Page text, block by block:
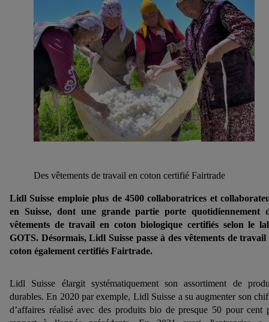
Des vêtements de travail en coton certifié Fairtrade
Lidl Suisse emploie plus de 4500 collaboratrices et
en Suisse, dont une grande partie porte quotidiennement
vêtements de travail en coton biologique certifiés selon le
GOTS. Désormais, Lidl Suisse passe à des vêtements de travail
coton également certifiés Fairtrade.
Lidl Suisse élargit systématiquement son assortiment de
durables. En 2020 par exemple, Lidl Suisse a su augmenter son
d’affaires réalisé avec des produits bio de presque 50 pour cent